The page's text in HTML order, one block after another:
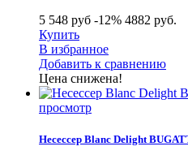
5 548 руб -12% 4882 руб.
Купить
В избранное
Добавить к сравнению
Цена снижена!
просмотр
Несессер Blanc Delight